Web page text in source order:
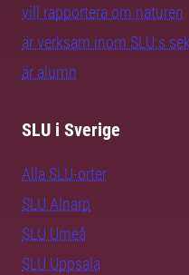
vill rapportera om naturen
är verksam inom SLU:s
är alumn
SLU i Sverige
Alla SLU-orter
SLU Alnarp
SLU Umeå
SLU Uppsala